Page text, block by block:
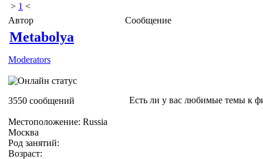
> 1 <
Автор
Сообщение
Metabolya
Moderators
3550 сообщений
Местоположение: Russia
Москва
Род занятий:
Возраст:
Есть ли у вас любимые темы к